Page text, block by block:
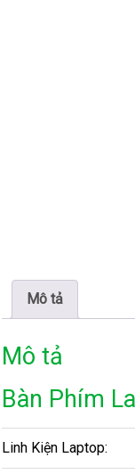
Mô tả
Mô tả
Bàn Phím
Linh Kiện Laptop: